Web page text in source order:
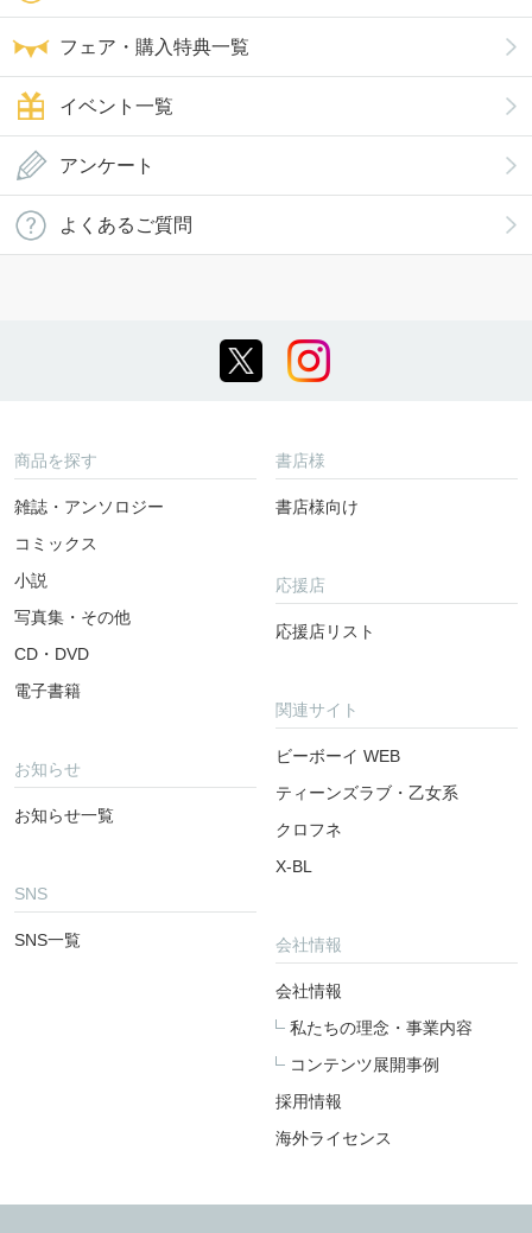
フェア・購入特典一覧
イベント一覧
アンケート
よくあるご質問
商品を探す
雑誌・アンソロジー
コミックス
小説
写真集・その他
CD・DVD
電子書籍
お知らせ
お知らせ一覧
SNS
SNS一覧
書店様
書店様向け
応援店
応援店リスト
関連サイト
ビーボーイ WEB
ティーンズラブ・乙女系
クロフネ
X-BL
会社情報
会社情報
私たちの理念・事業内容
コンテンツ展開事例
採用情報
海外ライセンス